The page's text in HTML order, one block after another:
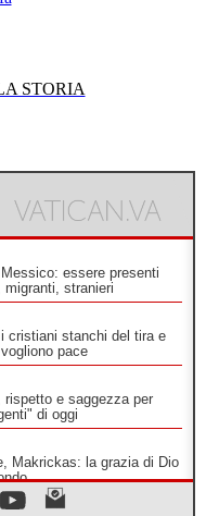
STORIA
Messico: essere presenti
stranieri
cristiani stanchi del tira e
pace
e saggezza per
di oggi
Makrickas: la grazia di Dio